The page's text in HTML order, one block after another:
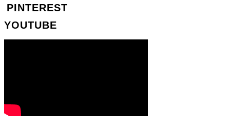
PINTEREST
YOUTUBE